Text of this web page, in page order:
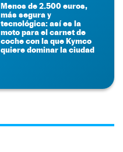
Menos de 2.500 euros,
más segura y
tecnológica: así es la
moto para el carnet de
coche con la que Kymco
quiere dominar la ciudad